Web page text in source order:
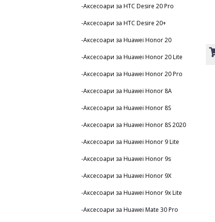
-Аксесоари за HTC Desire 20 Pro
-Аксесоари за HTC Desire 20+
-Аксесоари за Huawei Honor 20
-Аксесоари за Huawei Honor 20 Lite
-Аксесоари за Huawei Honor 20 Pro
-Аксесоари за Huawei Honor 8A
-Аксесоари за Huawei Honor 8S
-Аксесоари за Huawei Honor 8S 2020
-Аксесоари за Huawei Honor 9 Lite
-Аксесоари за Huawei Honor 9s
-Аксесоари за Huawei Honor 9X
-Аксесоари за Huawei Honor 9x Lite
-Аксесоари за Huawei Mate 30 Pro